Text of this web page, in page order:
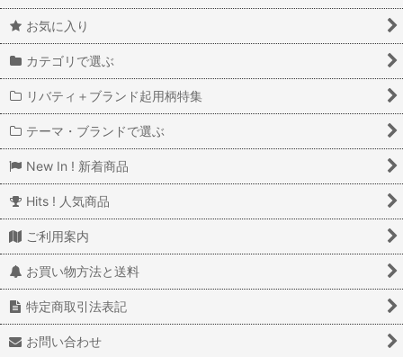
お気に入り
カテゴリで選ぶ
リバティ＋ブランド起用柄特集
テーマ・ブランドで選ぶ
New In ! 新着商品
Hits ! 人気商品
ご利用案内
お買い物方法と送料
特定商取引法表記
お問い合わせ